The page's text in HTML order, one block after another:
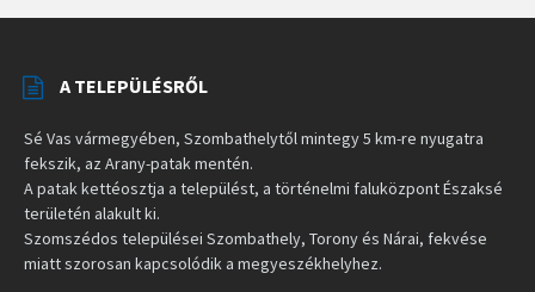
A TELEPÜLÉSRŐL
Sé Vas vármegyében, Szombathelytől mintegy 5 km-re nyugatra
fekszik, az Arany-patak mentén.
A patak kettéosztja a települést, a történelmi faluközpont Északsé
területén alakult ki.
Szomszédos települései Szombathely, Torony és Nárai, fekvése
miatt szorosan kapcsolódik a megyeszékhelyhez.